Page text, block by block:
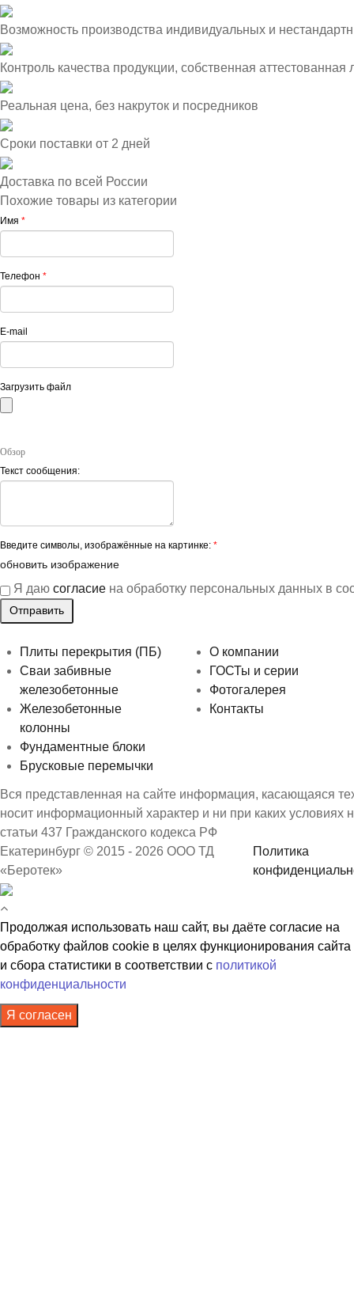
Возможность производства индивидуальных и
Контроль качества продукции, собственная аттестованная
Реальная цена, без накруток и посредников
Сроки поставки от 2 дней
Доставка по всей России
Похожие товары из категории
Имя *
Телефон *
E-mail
Загрузить файл
Обзор
Текст сообщения:
Введите символы, изображённые на картинке: *
обновить изображение
Я даю согласие на обработку персональных данных в
Плиты перекрытия (ПБ)
Сваи забивные
железобетонные
Железобетонные
колонны
Фундаментные блоки
Брусковые перемычки
О компании
ГОСТы и серии
Фотогалерея
Контакты
Вся представленная на сайте информация, касающаяся
носит информационный характер и ни при каких
статьи 437 Гражданского кодекса РФ
Екатеринбург © 2015 - 2026 ООО ТД
«Беротек»
Политика
Продолжая использовать наш сайт, вы даёте согласие на
обработку файлов cookie в целях функционирования сайта
и сбора статистики в соответствии с политикой
конфиденциальности
Я согласен